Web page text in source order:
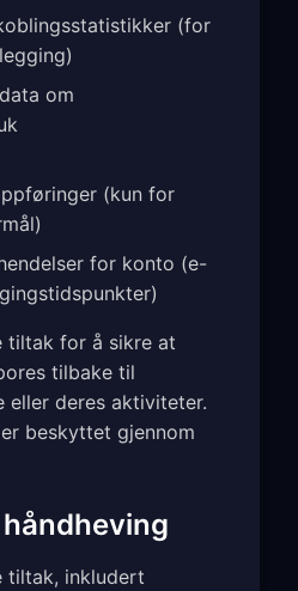
(for
om
(kun for
for konto (e-
tiltak for å sikre at
tilbake til
eller deres aktiviteter.
beskyttet gjennom
tiltak, inkludert